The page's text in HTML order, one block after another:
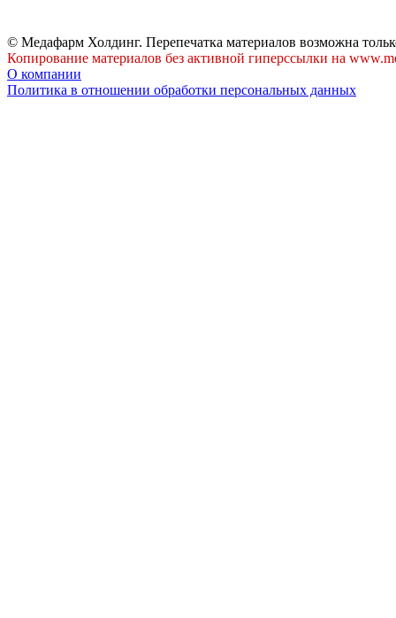
© Медафарм Холдинг. Перепечатка материалов возможна
Копирование материалов без активной гиперссылки на
О компании
Политика в отношении обработки персональных данных